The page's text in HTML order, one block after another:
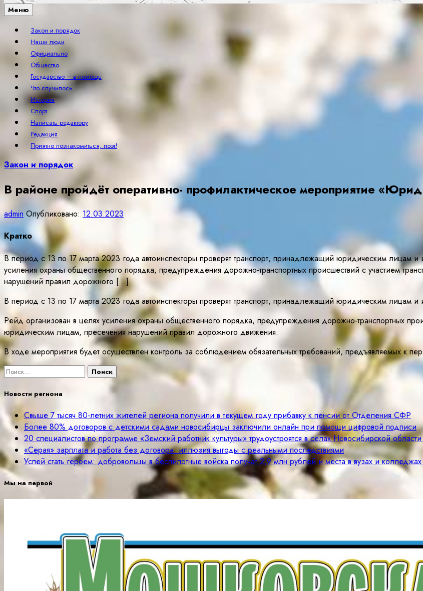
Меню
Закон и порядок
Наши люди
Официально
Общество
Государство – в помощь
Что случилось
История
Спорт
Написать редактору
Редакция
Приятно познакомиться, поэт!
Закон и порядок
В районе пройдёт оперативно- профилактическое мероприятие
admin Опубликовано: 12.03.2023
Кратко
В период с 13 по 17 марта 2023 года автоинспекторы проверят транспорт, принадлежащий юридическим лицам
усиления охраны общественного порядка, предупреждения дорожно-транспортных происшествий с участием
нарушений правил дорожного […]
В период с 13 по 17 марта 2023 года автоинспекторы проверят транспорт, принадлежащий юридическим лицам
Рейд организован в целях усиления охраны общественного порядка, предупреждения дорожно-транспортных
юридическим лицам, пресечения нарушений правил дорожного движения.
В ходе мероприятия будет осуществлен контроль за соблюдением обязательных требований, предъявляемых к
Найти:
Новости региона
Свыше 7 тысяч 80-летних жителей региона получили в текущем году прибавку к пенсии от Отделения СФР
Более 80% договоров с детскими садами новосибирцы заключили онлайн при помощи цифровой подписи
20 специалистов по программе «Земский работник культуры» трудоустроятся в селах Новосибирской
«Серая» зарплата и работа без договора: иллюзия выгоды с реальными последствиями
Успей стать героем: добровольцы в беспилотные войска получат 2,9 млн рублей и места в вузах и колледжах
Мы на первой